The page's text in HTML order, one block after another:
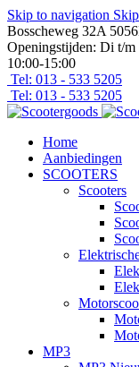
Skip to navigation
Bosscheweg 32A
Openingstijden: Di t/
10:00-15:00
Tel: 013 - 533 5205
Tel: 013 - 533 5205
Home
Aanbiedingen
SCOOTERS
Scooters
MP3